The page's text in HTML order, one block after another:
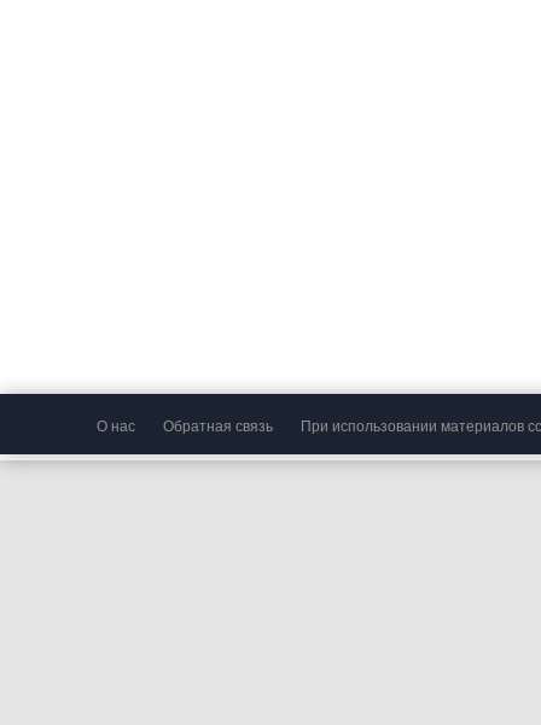
О нас Обратная связь При использовании материалов